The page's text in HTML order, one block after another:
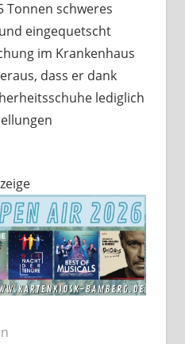
Tonnen schweres
eingequetscht
im Krankenhaus
dass er dank
lediglich